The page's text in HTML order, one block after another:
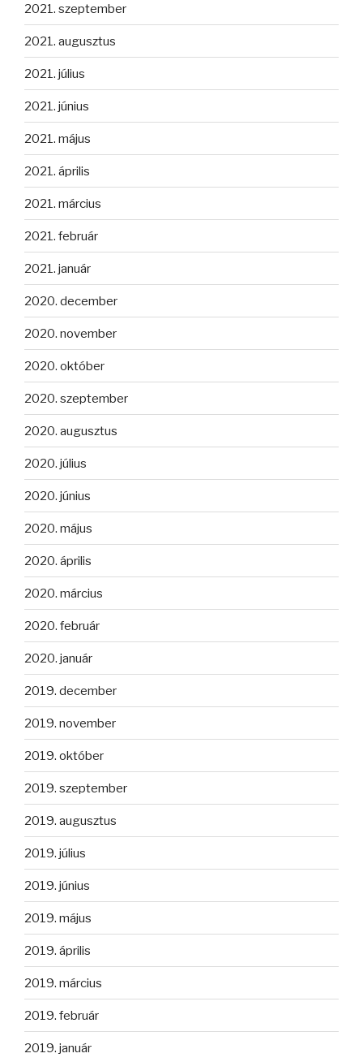
2021. szeptember
2021. augusztus
2021. július
2021. június
2021. május
2021. április
2021. március
2021. február
2021. január
2020. december
2020. november
2020. október
2020. szeptember
2020. augusztus
2020. július
2020. június
2020. május
2020. április
2020. március
2020. február
2020. január
2019. december
2019. november
2019. október
2019. szeptember
2019. augusztus
2019. július
2019. június
2019. május
2019. április
2019. március
2019. február
2019. január